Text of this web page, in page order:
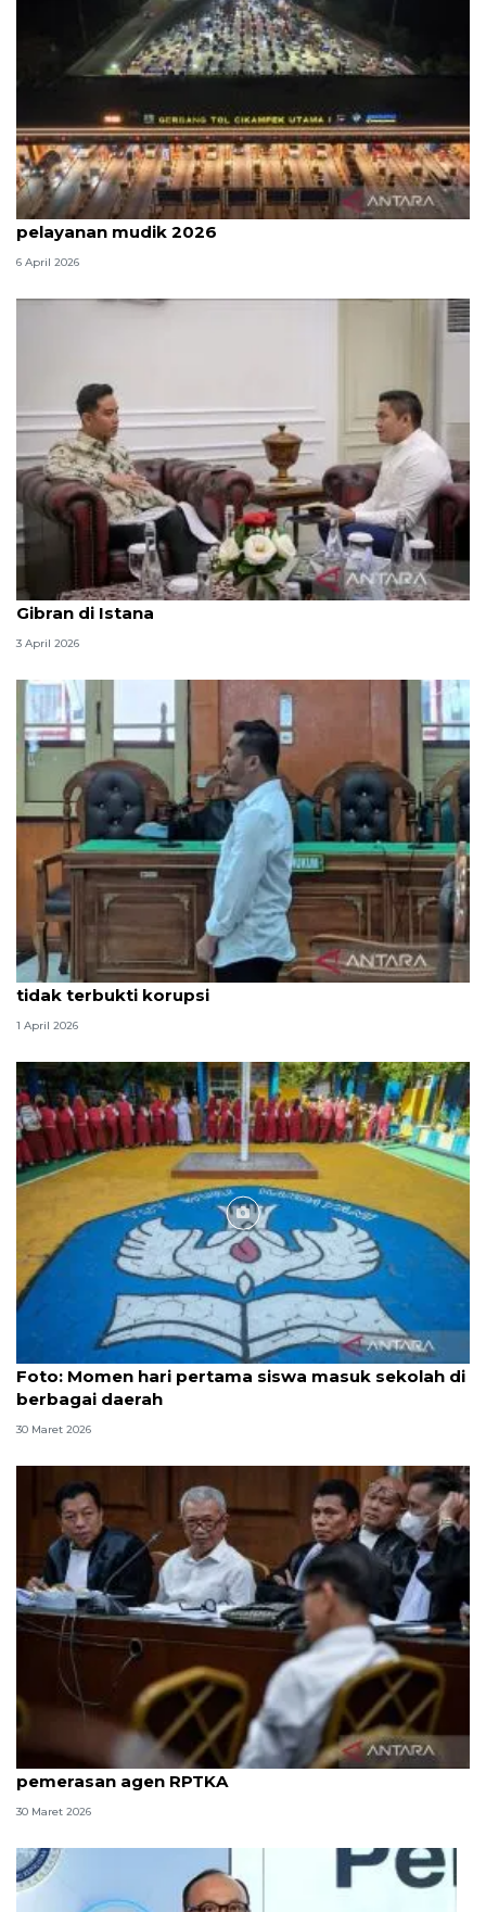
Survei: 88,8 persen responden puas dengan
pelayanan mudik 2026
6 April 2026
Seskab Teddy silaturahmi Idul Fitri ke Wapres
Gibran di Istana
3 April 2026
Hakim PN Medan vonis bebas Amsal Sitepu karena
tidak terbukti korupsi
1 April 2026
Foto: Momen hari pertama siswa masuk sekolah di
berbagai daerah
30 Maret 2026
8 ASN Kemenaker hadapi sidang tuntutan kasus
pemerasan agen RPTKA
30 Maret 2026